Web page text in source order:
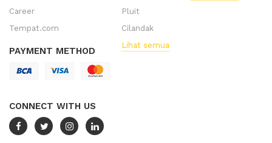
Career
Tempat.com
PAYMENT METHOD
CONNECT WITH US
Pluit
Cilandak
Lihat semua